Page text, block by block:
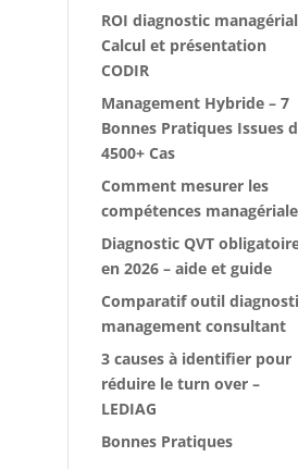
ROI diagnostic
Calcul et présentation
CODIR
Management Hybride – 7
Bonnes Pratiques Issues
4500+ Cas
Comment mesurer les
compétences
Diagnostic QVT
en 2026 – aide et guide
Comparatif outil
management consultant
3 causes à identifier pour
réduire le turn over –
LEDIAG
Bonnes Pratiques